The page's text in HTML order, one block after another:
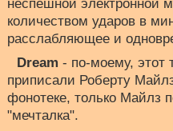
неспешной электронной
количеством ударов в
расслабляющее и
Dream - по-моему, этот
приписали Роберту
фонотеке, только Майлз
"мечталка".